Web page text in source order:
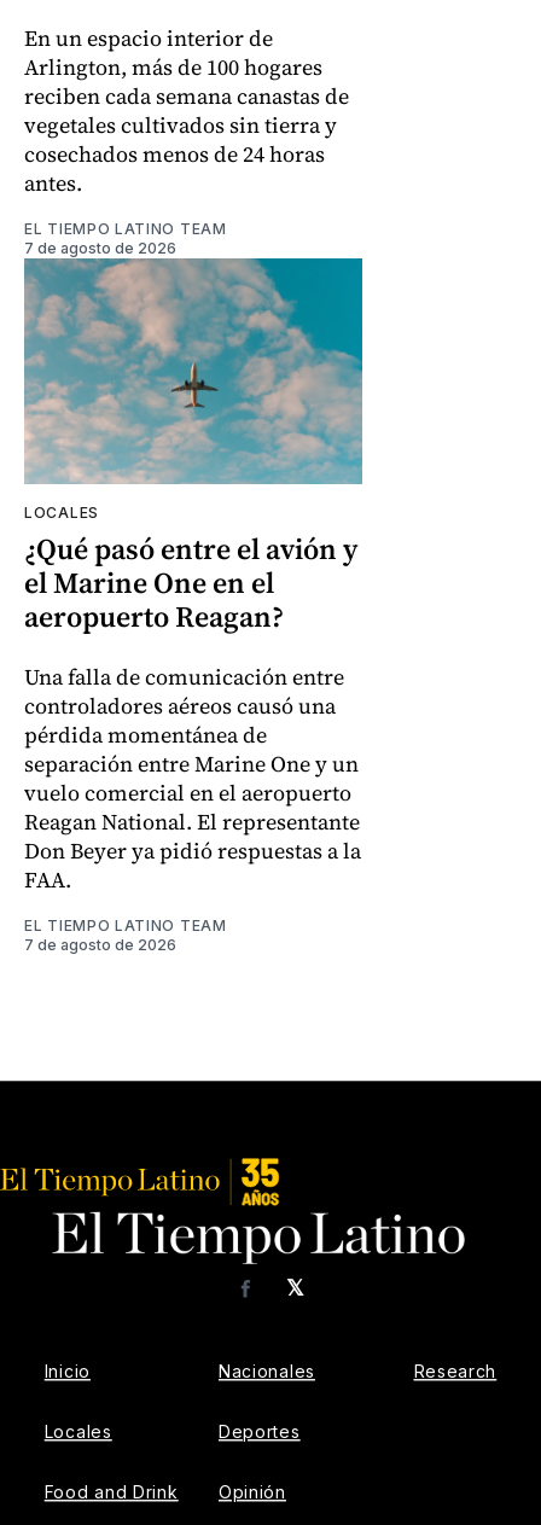
En un espacio interior de
Arlington, más de 100 hogares
reciben cada semana canastas de
vegetales cultivados sin tierra y
cosechados menos de 24 horas
antes.
EL TIEMPO LATINO TEAM
7 de agosto de 2026
LOCALES
¿Qué pasó entre el avión y
el Marine One en el
aeropuerto Reagan?
Una falla de comunicación entre
controladores aéreos causó una
pérdida momentánea de
separación entre Marine One y un
vuelo comercial en el aeropuerto
Reagan National. El representante
Don Beyer ya pidió respuestas a la
FAA.
EL TIEMPO LATINO TEAM
7 de agosto de 2026
𝕏
Facebook
Inicio
Locales
Food and Drink
Nacionales
Deportes
Opinión
Research